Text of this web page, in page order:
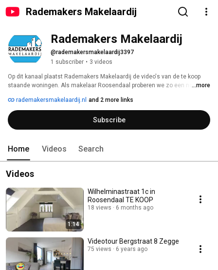
Rademakers Makelaardij
Rademakers Makelaardij
@rademakersmakelaardij3397
1 subscriber • 3 videos
Op dit kanaal plaatst Rademakers Makelaardij de video's van de te koop
staande woningen. Als makelaar Roosendaal proberen we zo een nog ...more
rademakersmakelaardij.nl and 2 more links
Subscribe
Home Videos Search
Videos
1:14
Wilhelminastraat 1c in
Roosendaal TE KOOP
18 views 6 months ago
Videotour Bergstraat 8 Zegge
75 views 6 years ago